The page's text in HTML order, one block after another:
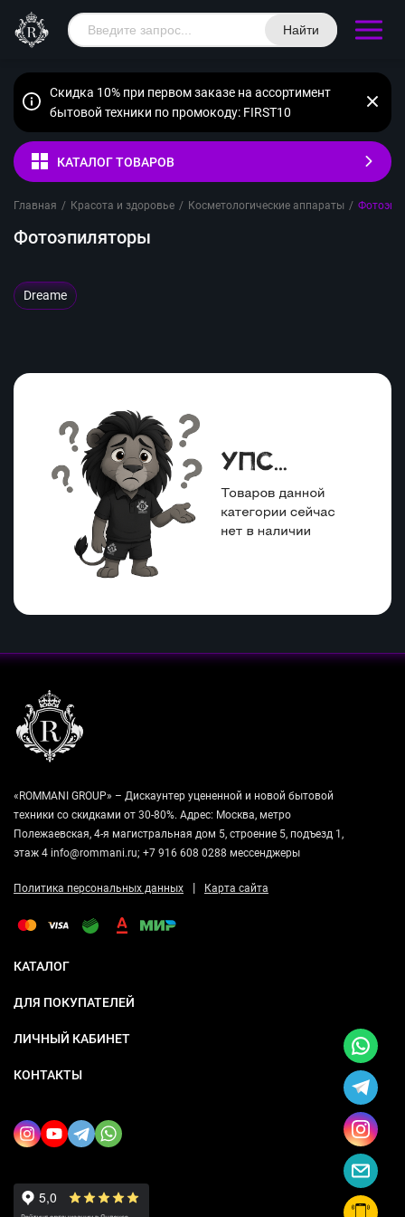
Найти
Скидка 10% при первом заказе на ассортимент
бытовой техники по промокоду: FIRST10
КАТАЛОГ ТОВАРОВ
Главная / Красота и здоровье / Косметологические аппараты /
Фотоэпиляторы
Dreame
«ROMMANI GROUP» – Дискаунтер уцененной и новой бытовой
техники со скидками от 30-80%. Адрес: Москва, метро
Полежаевская, 4-я магистральная дом 5, строение 5, подъезд 1,
этаж 4 info@rommani.ru; +7 916 608 0288 мессенджеры
Политика персональных данных | Карта сайта
КАТАЛОГ
ДЛЯ ПОКУПАТЕЛЕЙ
ЛИЧНЫЙ КАБИНЕТ
КОНТАКТЫ